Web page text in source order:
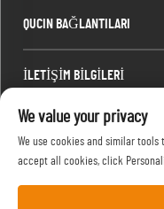
QUCIN BAĞLANTILARI
İLETİŞİM BİLGİLERİ
Office add : Oda 1910, C blok,
Bölgesi, Hefei, Anhui, Çin
E-posta:[email protected]
Tel:13917680554
We value your privacy
We use cookies and similar
accept all cookies, click